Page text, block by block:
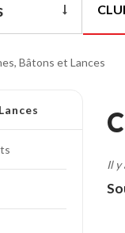
Bâtons et Lances
Il y